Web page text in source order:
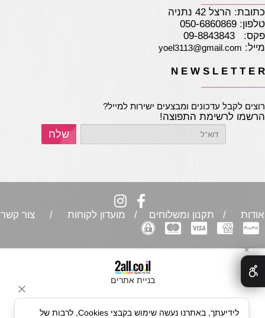
הרצל 42 נתניה
050-6860869
09-8843843
yoel3113@gmail.com
N E W S L E T T E
לקבל עדכונים ומבצעים ישירות למייל?
לרשימת התפוצה!
/ תקנון ומשלוחים / מועדון לקוחות / צור קשר
בניית אתרים
✕
לידיעתך, באתרנו נעשה שימוש בקבצי Cookies, לרבות של